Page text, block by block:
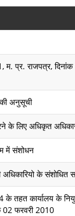
म. प्र. राजपत्र, दिनांक
अनुसूची
के लिए अधिकृत
में संशोधन
के संशोधित
के तहत कार्यालय के
02 फरवरी 2010